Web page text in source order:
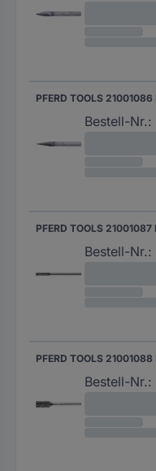
Bestell-Nr.:
Bestell-Nr.:
Bestell-Nr.: